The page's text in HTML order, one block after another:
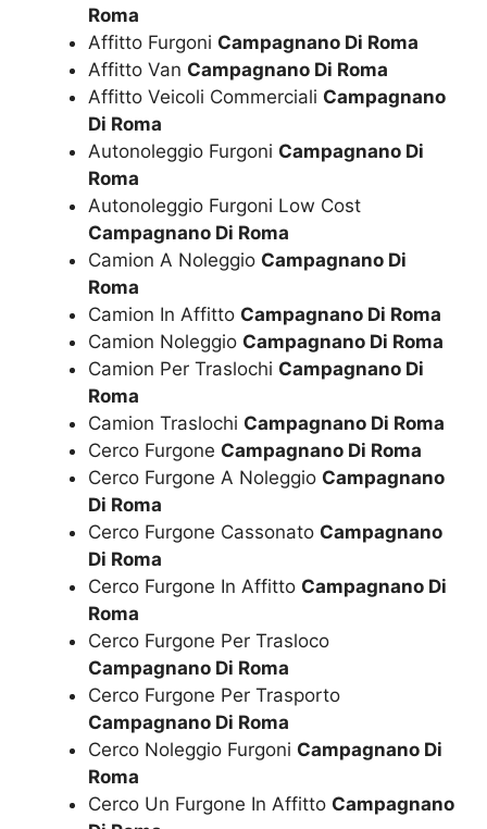
Roma
Affitto Furgoni Campagnano Di Roma
Affitto Van Campagnano Di Roma
Affitto Veicoli Commerciali Campagnano
Di Roma
Autonoleggio Furgoni Campagnano Di
Roma
Autonoleggio Furgoni Low Cost
Campagnano Di Roma
Camion A Noleggio Campagnano Di
Roma
Camion In Affitto Campagnano Di Roma
Camion Noleggio Campagnano Di Roma
Camion Per Traslochi Campagnano Di
Roma
Camion Traslochi Campagnano Di Roma
Cerco Furgone Campagnano Di Roma
Cerco Furgone A Noleggio Campagnano
Di Roma
Cerco Furgone Cassonato Campagnano
Di Roma
Cerco Furgone In Affitto Campagnano Di
Roma
Cerco Furgone Per Trasloco
Campagnano Di Roma
Cerco Furgone Per Trasporto
Campagnano Di Roma
Cerco Noleggio Furgoni Campagnano Di
Roma
Cerco Un Furgone In Affitto Campagnano